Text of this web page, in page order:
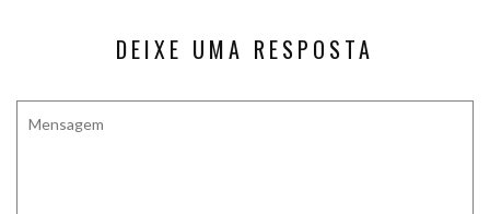
DEIXE UMA RESPOSTA